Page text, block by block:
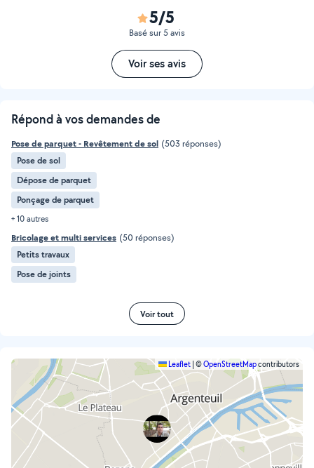
5/5
Basé sur 5 avis
Voir ses avis
Répond à vos demandes de
Pose de parquet - Revêtement de sol (503 réponses)
Pose de sol
Dépose de parquet
Ponçage de parquet
+ 10 autres
Bricolage et multi services (50 réponses)
Petits travaux
Pose de joints
Voir tout
Leaflet ©OpenStreetMapcontributors